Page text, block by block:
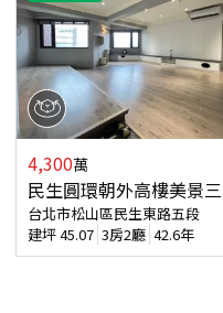
4,300萬
民生圓環朝外高樓美景
台北市松山區民生東路五段
建坪45.07 3房2廳 42.6年